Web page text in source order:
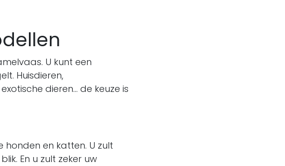
U kunt een
Huisdieren,
dieren... de keuze is
en katten. U zult
En u zult zeker uw